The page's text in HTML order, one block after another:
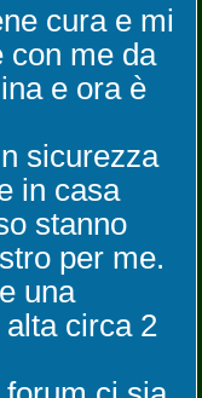
cura e mi
con me da
e ora è
sicurezza
in casa
stanno
per me.
una
circa 2